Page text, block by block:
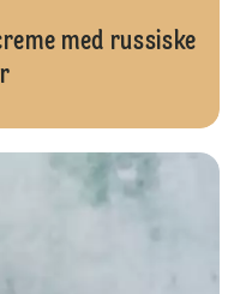
med russiske